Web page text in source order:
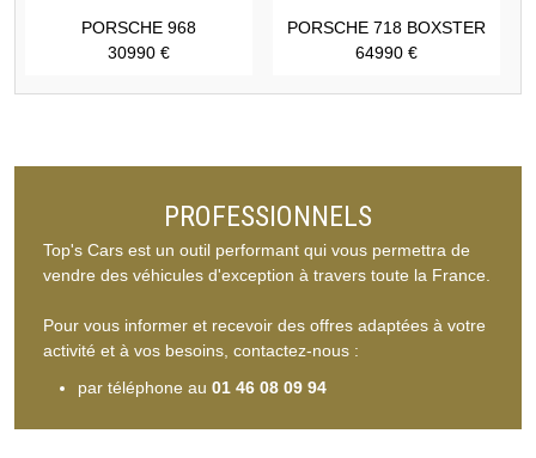
PORSCHE 968
30990 €
PORSCHE 718 BOXSTER
64990 €
PROFESSIONNELS
Top's Cars est un outil performant qui vous permettra de
vendre des véhicules d'exception à travers toute la France.
Pour vous informer et recevoir des offres adaptées à votre
activité et à vos besoins, contactez-nous :
par téléphone au 01 46 08 09 94